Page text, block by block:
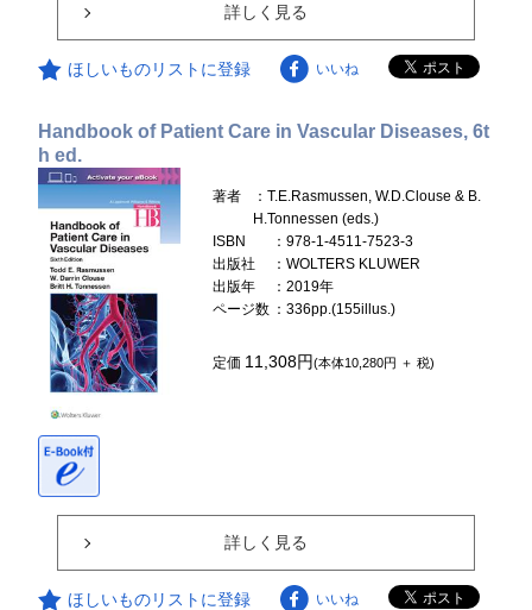
詳しく見る
ほしいものリストに登録 いいね
Handbook of Patient Care in Vascular Diseases, 6t
h ed.
著者
：T.E.Rasmussen, W.D.Clouse & B.
H.Tonnessen (eds.)
ISBN
：978-1-4511-7523-3
出版社
：WOLTERS KLUWER
出版年
：2019年
ページ数 ：336pp.(155illus.)
定価 11,308円(本体10,280円 ＋ 税)
詳しく見る
ほしいものリストに登録 いいね